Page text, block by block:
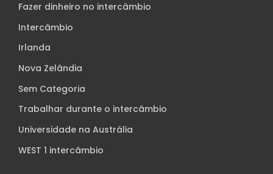
Fazer dinheiro no intercâmbio
Intercâmbio
Irlanda
Nova Zelândia
Sem Categoria
Trabalhar durante o intercâmbio
Universidade na Austrália
WEST 1 intercâmbio